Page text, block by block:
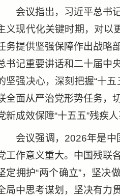
会议指出，习近平总书
义现代化关键时期，对以
务提供坚强保障作出战略
书记重要讲话和二十届中
坚强决心，深刻把握“十
全面从严治党形势任务，
新成效保障“十五五”残疾
会议强调，2026年是中
工作意义重大。中国残联
定拥护“两个确立”，坚决
局中思考谋划，坚决有力